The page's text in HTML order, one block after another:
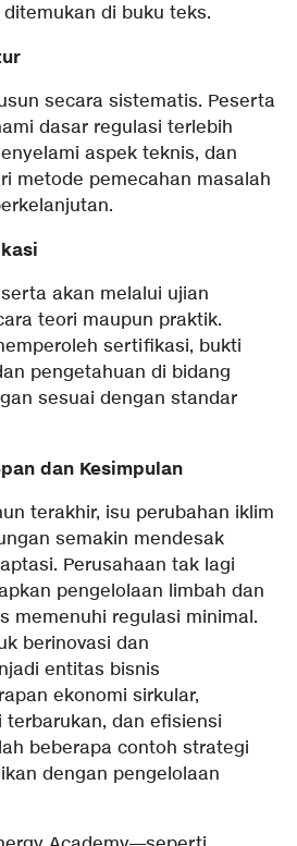
di buku teks.
secara sistematis. Peserta
dasar regulasi terlebih
aspek teknis, dan
metode pemecahan masalah
akan melalui ujian
teori maupun praktik.
sertifikasi, bukti
pengetahuan di bidang
sesuai dengan standar
dan Kesimpulan
terakhir, isu perubahan iklim
semakin mendesak
Perusahaan tak lagi
pengelolaan limbah dan
memenuhi regulasi minimal.
berinovasi dan
entitas bisnis
ekonomi sirkular,
dan efisiensi
beberapa contoh strategi
dengan pengelolaan